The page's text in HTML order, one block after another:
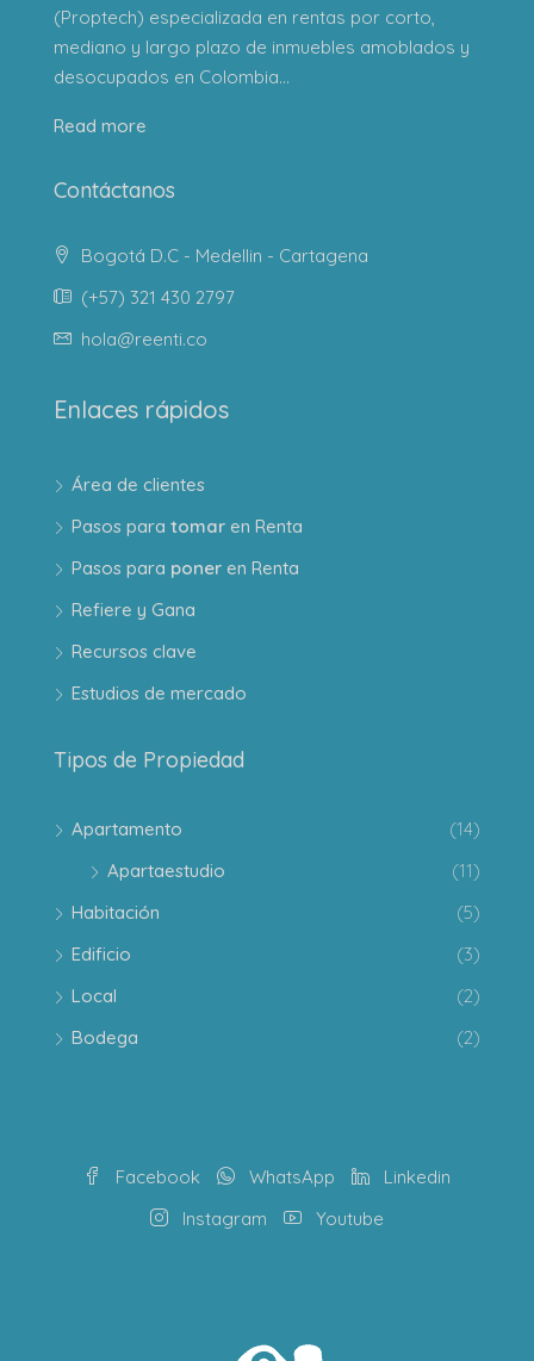
(Proptech) especializada en rentas por corto,
mediano y largo plazo de inmuebles amoblados y
desocupados en Colombia...
Read more
Contáctanos
Bogotá D.C - Medellin - Cartagena
(+57) 321 430 2797
hola@reenti.co
Enlaces rápidos
Área de clientes
Pasos para tomar en Renta
Pasos para poner en Renta
Refiere y Gana
Recursos clave
Estudios de mercado
Tipos de Propiedad
Apartamento
(14)
Apartaestudio
(11)
Habitación
(5)
Edificio
(3)
Local
(2)
Bodega
(2)
Facebook WhatsApp
Linkedin
Instagram
Youtube